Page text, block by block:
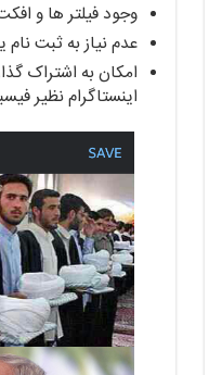
وجود فیلتر ها و
عدم نیاز به ثبت نام
امکان به اشتراک
اینستاگرام نظیر